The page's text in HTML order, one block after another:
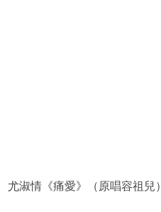
尤淑情《痛愛》（原唱容祖兒）